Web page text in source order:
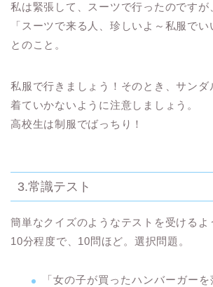
私は緊張して、スーツで行ったのですが
「スーツで来る人、珍しいよ～私服でい
とのこと。
私服で行きましょう！ そのとき、サン
着ていかないように注意しましょう。
高校生は制服でばっちり ！
3.常識テスト
簡単なクイズのようなテストを受けるよ
10分程度で、10問ほど。選択問題。
「女の子が買ったハンバーガー